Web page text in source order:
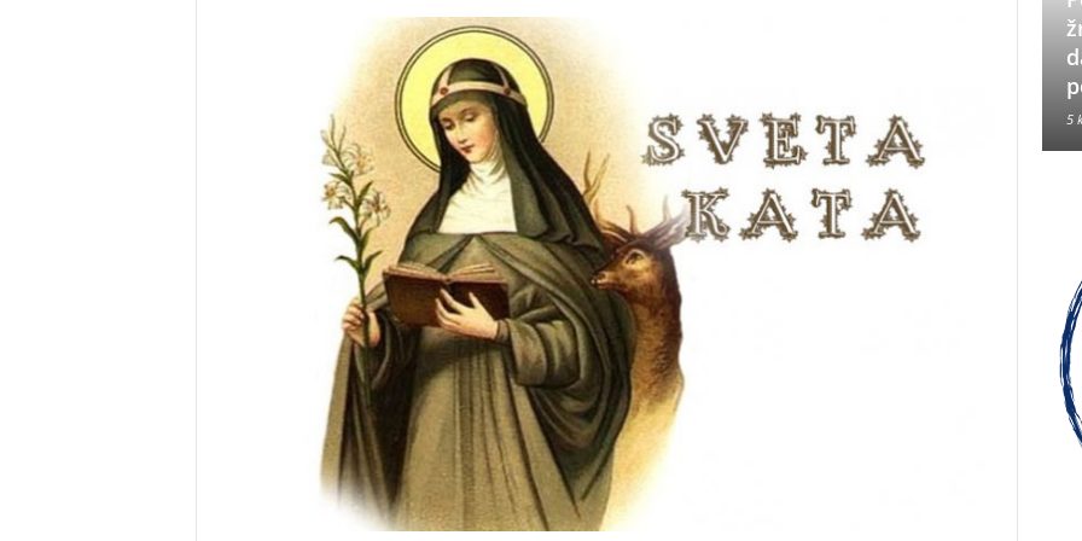
5 kolovoza, 2026 5